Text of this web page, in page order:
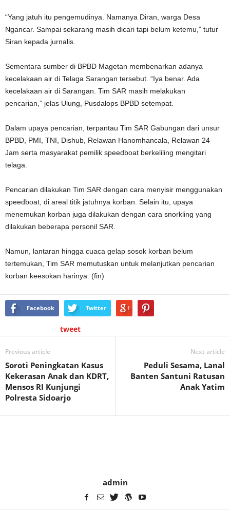
“Yang jatuh itu pengemudinya. Namanya Diran, warga Desa
Ngancar. Sampai sekarang masih dicari tapi belum ketemu,” tutur
Siran kepada jurnalis.
Sementara sumber di BPBD Magetan membenarkan adanya
kecelakaan air di Telaga Sarangan tersebut. “Iya benar. Ada
kecelakaan air di Sarangan. Tim SAR masih melakukan
pencarian,” jelas Ulung, Pusdalops BPBD setempat.
Dalam upaya pencarian, terpantau Tim SAR Gabungan dari unsur
BPBD, PMI, TNI, Dishub, Relawan Hanomhancala, Relawan 24
Jam serta masyarakat pemilik speedboat berkeliling mengitari
telaga.
Pencarian dilakukan Tim SAR dengan cara menyisir menggunakan
speedboat, di areal titik jatuhnya korban. Selain itu, upaya
menemukan korban juga dilakukan dengan cara snorkling yang
dilakukan beberapa personil SAR.
Namun, lantaran hingga cuaca gelap sosok korban belum
tertemukan, Tim SAR memutuskan untuk melanjutkan pencarian
korban keesokan harinya. (fin)
Facebook Twitter
tweet
Previous article
Soroti Peningkatan Kasus
Kekerasan Anak dan KDRT,
Mensos RI Kunjungi
Polresta Sidoarjo
Next article
Peduli Sesama, Lanal
Banten Santuni Ratusan
Anak Yatim
admin